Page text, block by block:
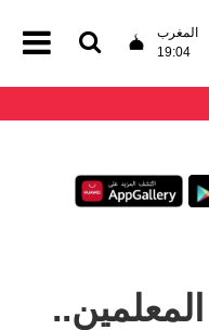
المغرب
19:04